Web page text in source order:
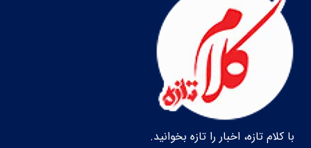
با کلام تازه، اخبار را تازه بخوانید.